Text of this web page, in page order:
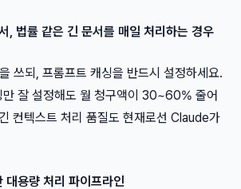
, 법률 같은 긴 문서를 매일 처리하는 경우
쓰되, 프롬프트 캐싱을 반드시 설정하세요.
만 잘 설정해도 월 청구액이 30~60% 줄어
컨텍스트 처리 품질도 현재로선 Claude가
대용량 처리 파이프라인